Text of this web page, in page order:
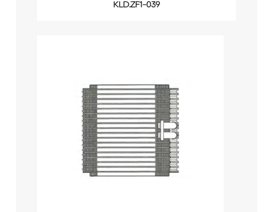
KLD.ZF1-039